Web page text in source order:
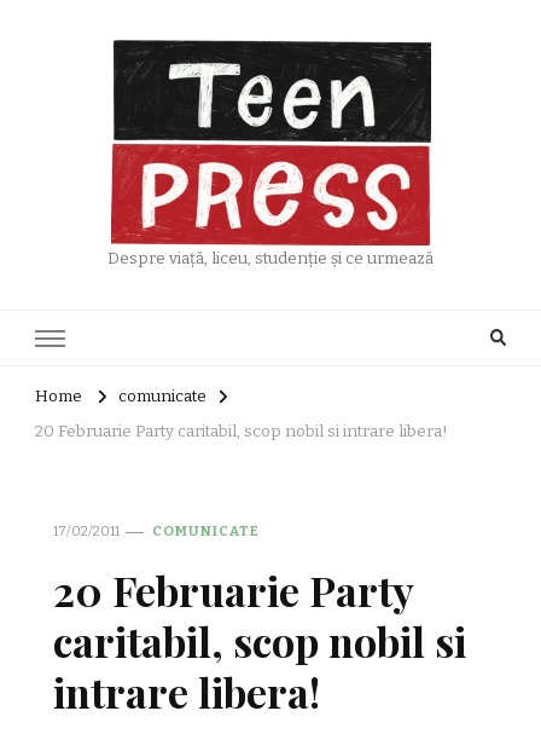
Despre viață, liceu, studenție și ce urmează
Home
comunicate
20 Februarie Party caritabil, scop nobil si intrare libera!
17/02/2011 COMUNICATE
20 Februarie Party
caritabil, scop nobil si
intrare libera!